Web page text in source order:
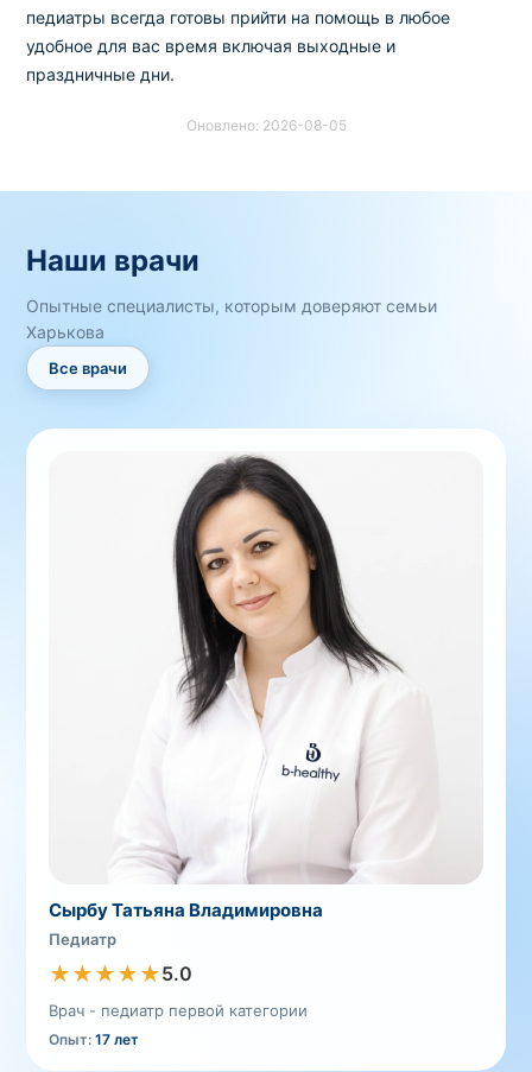
педиатры всегда готовы прийти на помощь в любое
удобное для вас время включая выходные и
праздничные дни.
Оновлено: 2026-08-05
Наши врачи
Опытные специалисты, которым доверяют семьи
Харькова
Все врачи
Сырбу Татьяна Владимировна
Педиатр
★★★★★5.0
Врач - педиатр первой категории
Опыт:17 лет